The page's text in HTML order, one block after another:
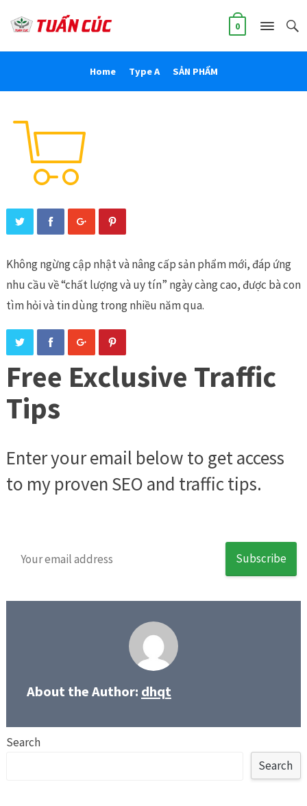
0
Home Type A SẢN PHẨM
Không ngừng cập nhật và nâng cấp sản phẩm mới, đáp ứng
nhu cầu về “chất lượng và uy tín” ngày càng cao, được bà con
tìm hỏi và tin dùng trong nhiều năm qua.
Free Exclusive Traffic
Tips
Enter your email below to get access
to my proven SEO and traffic tips.
About the Author: dhqt
Search
Search